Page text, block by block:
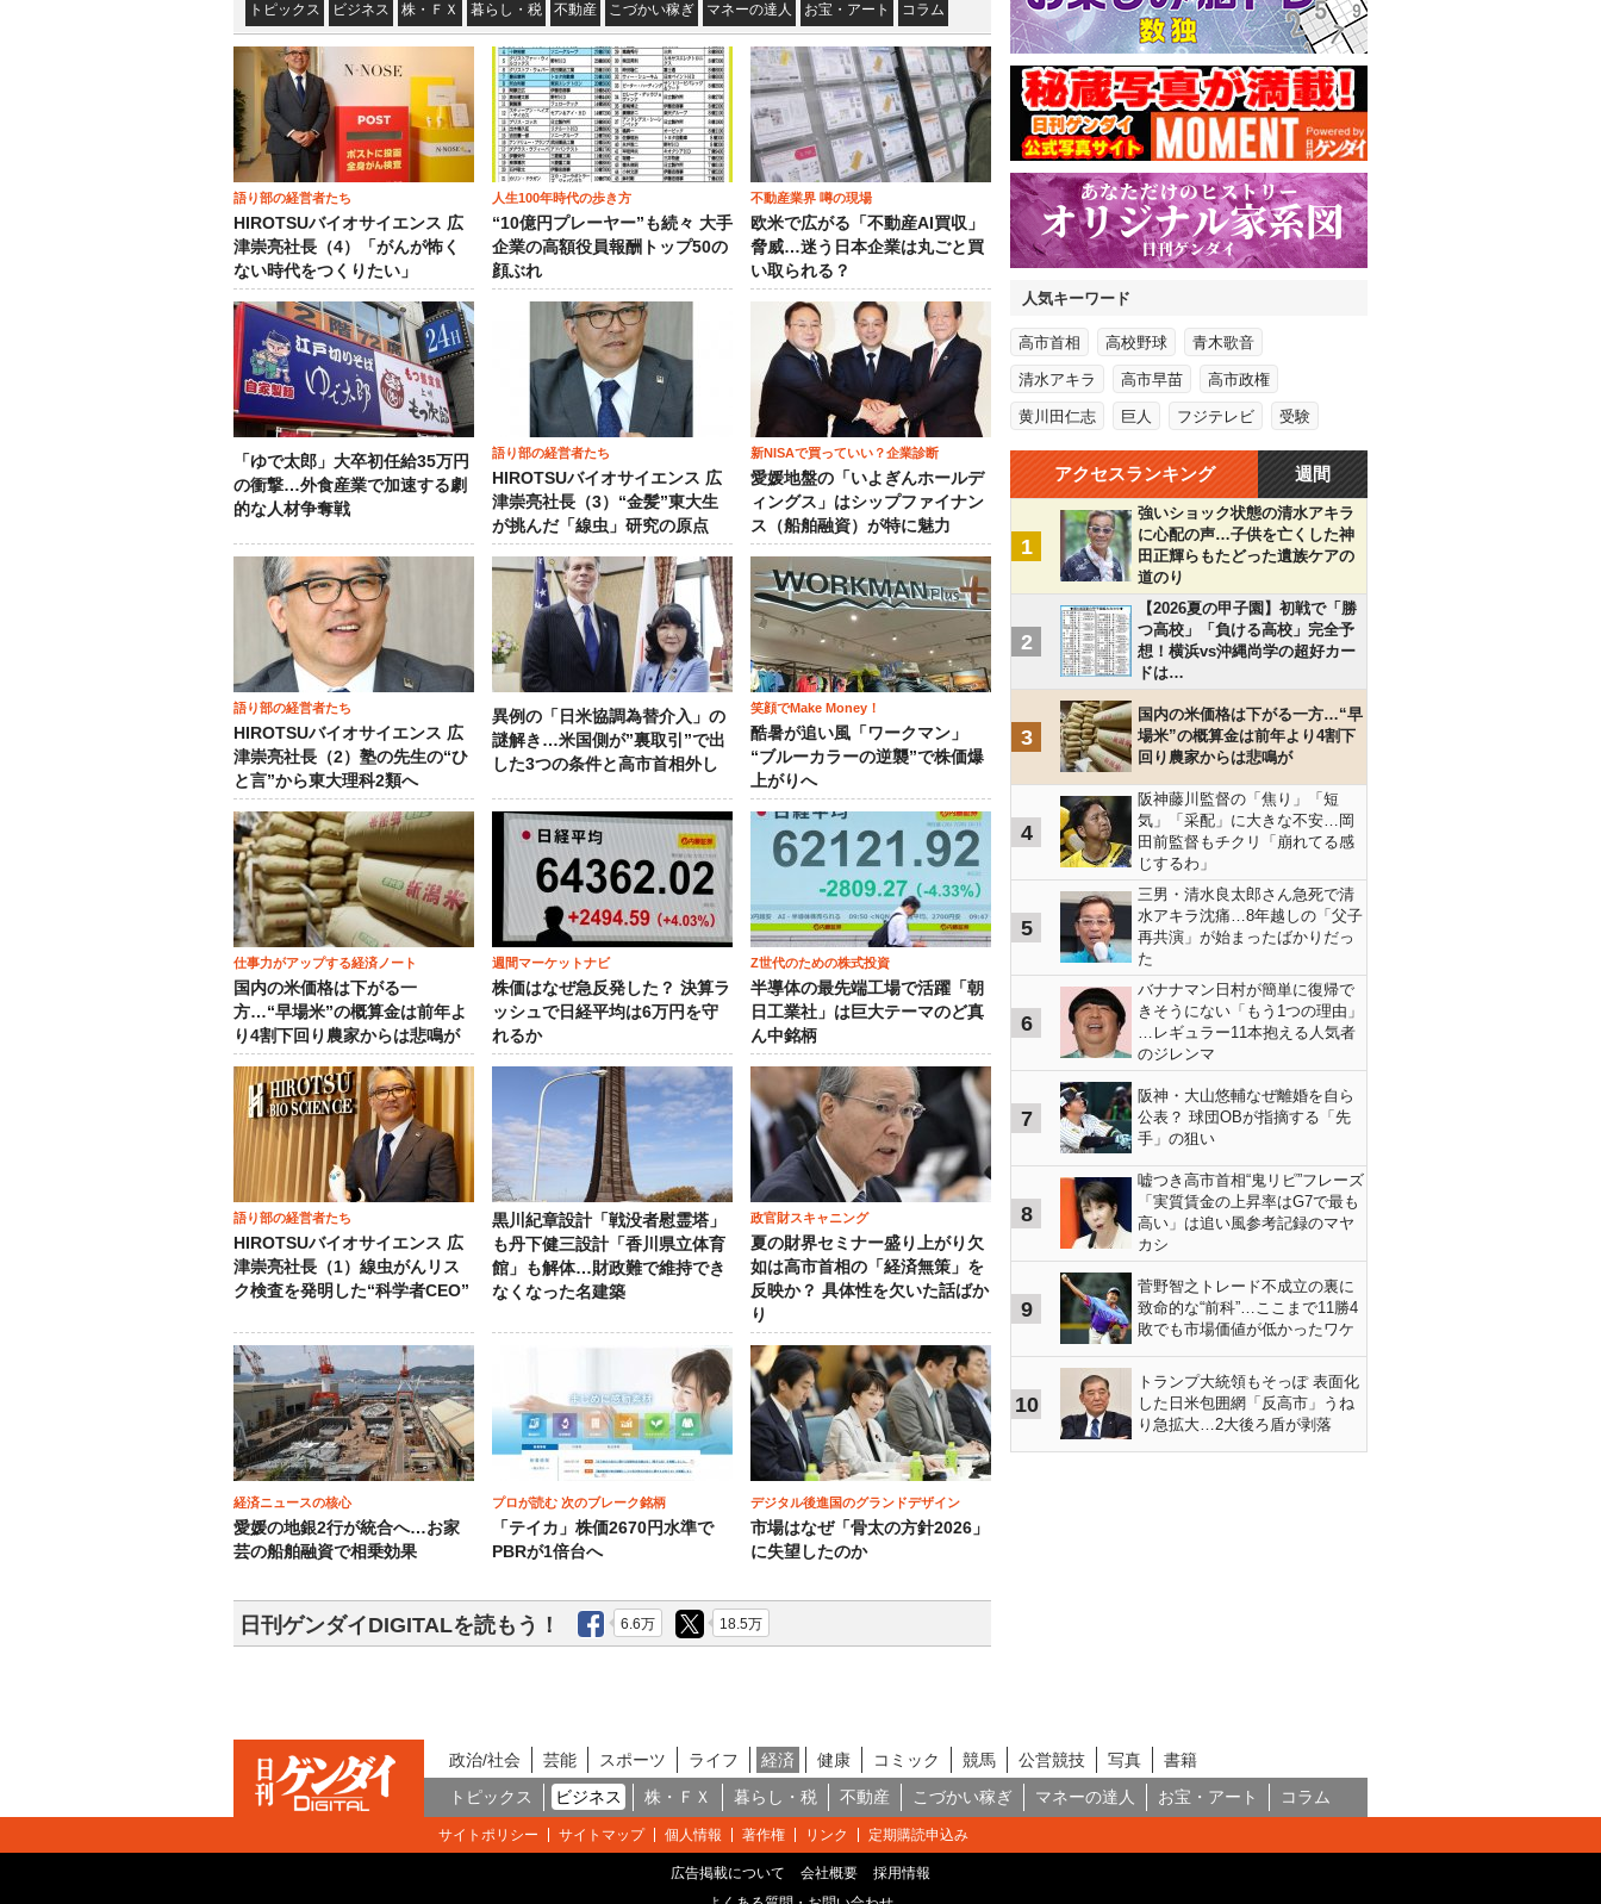
トピックス ビジネス 株・ＦＸ 暮らし・税 不動産 こづかい稼ぎ マネーの達人 お宝・アート コラム
語り部の経営者たち
HIROTSUバイオサイエンス 広
津崇亮社長（4）「がんが怖く
ない時代をつくりたい」
人生100年時代の歩き方
“10億円プレーヤー”も続々 大手
企業の高額役員報酬トップ50の
顔ぶれ
不動産業界 噂の現場
欧米で広がる「不動産AI買収」
脅威…迷う日本企業は丸ごと買
い取られる？
「ゆで太郎」大卒初任給35万円
の衝撃…外食産業で加速する劇
的な人材争奪戦
語り部の経営者たち
HIROTSUバイオサイエンス 広
津崇亮社長（3）“金髪”東大生
が挑んだ「線虫」研究の原点
新NISAで買っていい？企業診断
愛媛地盤の「いよぎんホールデ
ィングス」はシップファイナン
ス（船舶融資）が特に魅力
語り部の経営者たち
HIROTSUバイオサイエンス 広
津崇亮社長（2）塾の先生の“ひ
と言”から東大理科2類へ
異例の「日米協調為替介入」の
謎解き…米国側が”裏取引”で出
した3つの条件と高市首相外し
笑顔でMake Money！
酷暑が追い風「ワークマン」
“ブルーカラーの逆襲”で株価爆
上がりへ
仕事力がアップする経済ノート
国内の米価格は下がる一
方…“早場米”の概算金は前年よ
り4割下回り農家からは悲鳴が
週間マーケットナビ
株価はなぜ急反発した？ 決算ラ
ッシュで日経平均は6万円を守
れるか
Z世代のための株式投資
半導体の最先端工場で活躍「朝
日工業社」は巨大テーマのど真
ん中銘柄
語り部の経営者たち
HIROTSUバイオサイエンス 広
津崇亮社長（1）線虫がんリス
ク検査を発明した“科学者CEO”
黒川紀章設計「戦没者慰霊塔」
も丹下健三設計「香川県立体育
館」も解体…財政難で維持でき
なくなった名建築
政官財スキャニング
夏の財界セミナー盛り上がり欠
如は高市首相の「経済無策」を
反映か？ 具体性を欠いた話ばか
り
経済ニュースの核心
愛媛の地銀2行が統合へ…お家
芸の船舶融資で相乗効果
プロが読む 次のブレーク銘柄
「テイカ」株価2670円水準で
PBRが1倍台へ
デジタル後進国のグランドデザイン
市場はなぜ「骨太の方針2026」
に失望したのか
日刊ゲンダイDIGITALを読もう！ 6.6万 18.5万
人気キーワード
高市首相 高校野球 青木歌音
清水アキラ 高市早苗 高市政権
黄川田仁志 巨人 フジテレビ 受験
アクセスランキング 週間
1
強いショック状態の清水アキラ
に心配の声…子供を亡くした神
田正輝らもたどった遺族ケアの
道のり
2
【2026夏の甲子園】初戦で「勝
つ高校」「負ける高校」完全予
想！横浜vs沖縄尚学の超好カー
ドは…
3
国内の米価格は下がる一方…“早
場米”の概算金は前年より4割下
回り農家からは悲鳴が
4
阪神藤川監督の「焦り」「短
気」「采配」に大きな不安…岡
田前監督もチクリ「崩れてる感
じするわ」
5
三男・清水良太郎さん急死で清
水アキラ沈痛…8年越しの「父子
再共演」が始まったばかりだっ
た
6
バナナマン日村が簡単に復帰で
きそうにない「もう1つの理由」
…レギュラー11本抱える人気者
のジレンマ
7
阪神・大山悠輔なぜ離婚を自ら
公表？ 球団OBが指摘する「先
手」の狙い
8
嘘つき高市首相“鬼リピ”フレーズ
「実質賃金の上昇率はG7で最も
高い」は追い風参考記録のマヤ
カシ
9
菅野智之トレード不成立の裏に
致命的な“前科”…ここまで11勝4
敗でも市場価値が低かったワケ
10
トランプ大統領もそっぽ 表面化
した日米包囲網「反高市」うね
り急拡大…2大後ろ盾が剥落
政治/社会 芸能 スポーツ ライフ 経済 健康 コミック 競馬 公営競技 写真
書籍
トピックス
ビジネス 株・ＦＸ 暮らし・税 不動産 こづかい稼ぎ マネーの達人 お宝・アート コラム
サイトポリシー サイトマップ 個人情報 著作権 リンク 定期購読申込み
広告掲載について 会社概要
採用情報